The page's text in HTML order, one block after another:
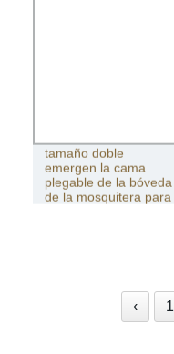
tamaño doble
emergen la cama
plegable de la bóveda
de la mosquitera para
‹ 1